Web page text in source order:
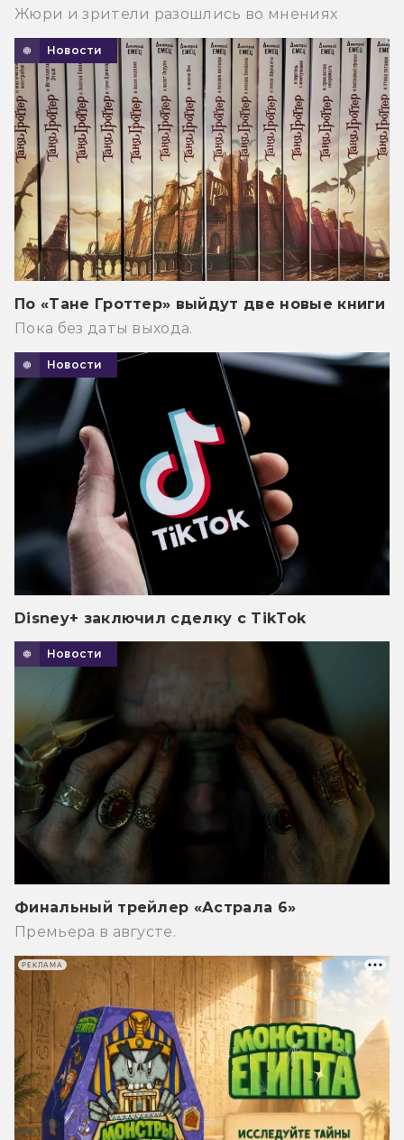
Жюри и зрители разошлись во мнениях
Новости
По «Тане Гроттер» выйдут две новые книги
Пока без даты выхода.
Новости
Disney+ заключил сделку с TikTok
Новости
Финальный трейлер «Астрала 6»
Премьера в августе.
РЕКЛАМА